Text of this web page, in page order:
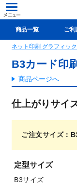
商品一覧 ご利
新規会員登録(無料)
ネット印刷 グラフィッ
B3カード印
商品ページへ
仕上がりサイ
ご注文サイズ：
定型サイズ
B3サイズ